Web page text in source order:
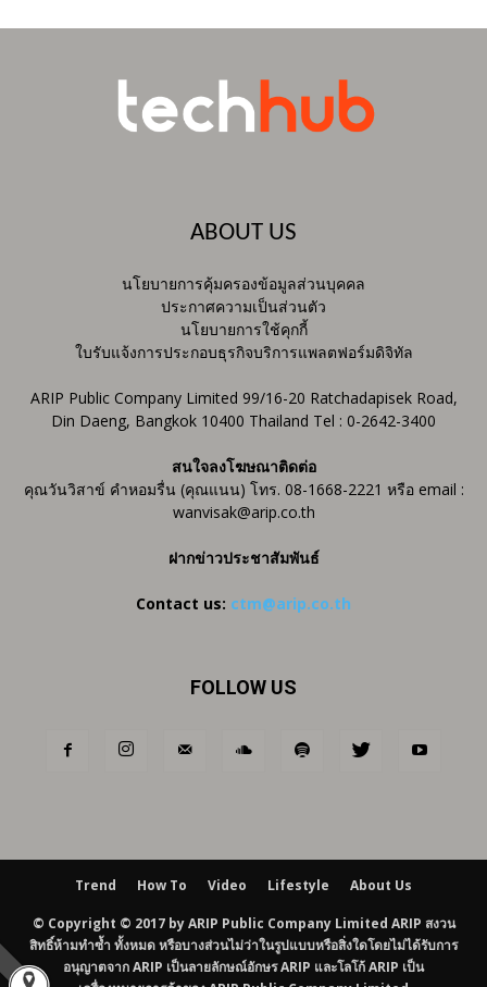
ABOUT US
นโยบายการคุ้มครองข้อมูลส่วนบุคคล
ประกาศความเป็นส่วนตัว
นโยบายการใช้คุกกี้
ใบรับแจ้งการประกอบธุรกิจบริการแพลตฟอร์มดิจิทัล
ARIP Public Company Limited 99/16-20 Ratchadapisek Road,
Din Daeng, Bangkok 10400 Thailand Tel : 0-2642-3400
สนใจลงโฆษณาติดต่อ
คุณวันวิสาข์ คำหอมรื่น (คุณแนน) โทร. 08-1668-2221 หรือ email :
wanvisak@arip.co.th
ฝากข่าวประชาสัมพันธ์
Contact us: ctm@arip.co.th
FOLLOW US
Trend How To Video Lifestyle About Us
© Copyright © 2017 by ARIP Public Company Limited ARIP สงวน
สิทธิ์ห้ามทำซ้ำ ทั้งหมด หรือบางส่วนไม่ว่าในรูปแบบหรือสิ่งใดโดยไม่ได้รับการ
อนุญาตจาก ARIP เป็นลายลักษณ์อักษร ARIP และโลโก้ ARIP เป็น